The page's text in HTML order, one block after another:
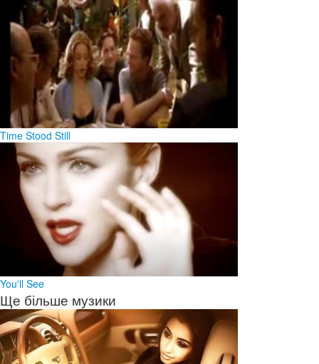
Time Stood Still
You'll See
Ще більше музики